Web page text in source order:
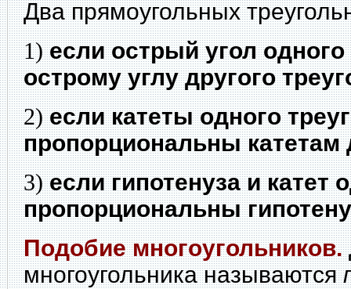
Два прямоугольных
1)если острый угол
острому углу другого
2)если катеты одного
пропорциональны катетам
3)если гипотенуза и катет
пропорциональны
Подобие многоугольников.
многоугольника называются